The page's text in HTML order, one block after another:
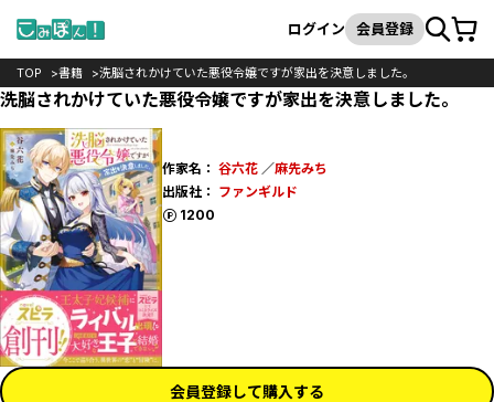
検索
ログイン 会員登録カート
TOP 書籍 洗脳されかけていた悪役令嬢ですが家出を決意しました。
洗脳されかけていた悪役令嬢ですが家出を決意しました。
作家名： 谷六花／麻先みち
出版社： ファンギルド
1200
ポイント
会員登録して購入する